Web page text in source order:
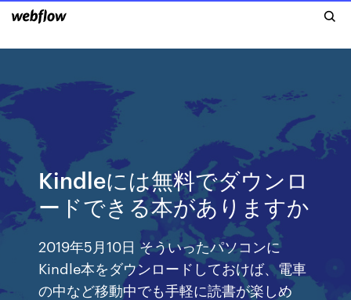
Kindleには無料でダウンロ
ードできる本がありますか
2019年5月10日 そういったパソコンに
Kindle本をダウンロードしておけば、電車
の中など移動中でも手軽に読書が楽しめ